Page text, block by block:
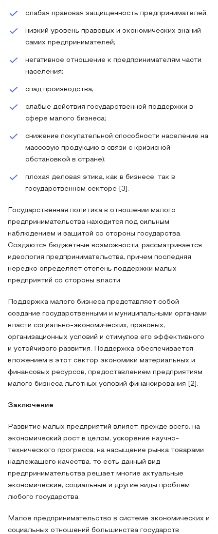
слабая правовая защищенность предпринимателей;
низкий уровень правовых и экономических знаний
самих предпринимателей;
негативное отношение к предпринимателям части
населения;
спад производства;
слабые действия государственной поддержки в
сфере малого бизнеса;
снижение покупательной способности население на
массовую продукцию в связи с кризисной
обстановкой в стране);
плохая деловая этика, как в бизнесе, так в
государственном секторе [3].
Государственная политика в отношении малого
предпринимательства находится под сильным
наблюдением и защитой со стороны государства.
Создаются бюджетные возможности, рассматривается
идеология предпринимательства, причем последняя
нередко определяет степень поддержки малых
предприятий со стороны власти.
Поддержка малого бизнеса представляет собой
создание государственными и муниципальными органами
власти социально-экономических, правовых,
организационных условий и стимулов его эффективного
и устойчивого развития. Поддержка обеспечивается
вложением в этот сектор экономики материальных и
финансовых ресурсов, предоставлением предприятиям
малого бизнеса льготных условий финансирования [2].
Заключение
Развитие малых предприятий влияет, прежде всего, на
экономический рост в целом, ускорение научно-
технического прогресса, на насыщение рынка товарами
надлежащего качества, то есть данный вид
предпринимательства решает многие актуальные
экономические, социальные и другие виды проблем
любого государства.
Малое предпринимательство в системе экономических и
социальных отношений большинства государств